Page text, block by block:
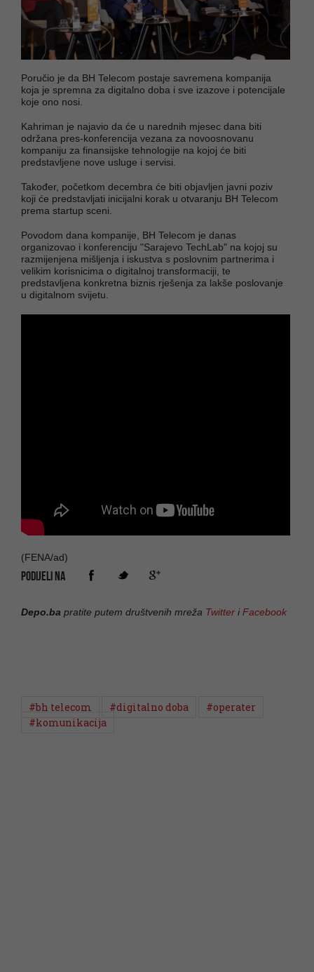
Poručio je da BH Telecom postaje savremena kompanija
koja je spremna za digitalno doba i sve izazove i potencijale
koje ono nosi.
Kahriman je najavio da će u narednih mjesec dana biti
održana pres-konferencija vezana za novoosnovanu
kompaniju za finansijske tehnologije na kojoj će biti
predstavljene nove usluge i servisi.
Također, početkom decembra će biti objavljen javni poziv
koji će predstavljati inicijalni korak u otvaranju BH Telecom
prema startup sceni.
Povodom dana kompanije, BH Telecom je danas
organizovao i konferenciju "Sarajevo TechLab" na kojoj su
razmijenjena mišljenja i iskustva s poslovnim partnerima i
velikim korisnicima o digitalnoj transformaciji, te
predstavljena konkretna biznis rješenja za lakše poslovanje
u digitalnom svijetu.
(FENA/ad)
PODIJELI NA
Depo.ba pratite putem društvenih mreža Twitter iFacebook
#bh telecom #digitalno doba
#operater
#komunikacija